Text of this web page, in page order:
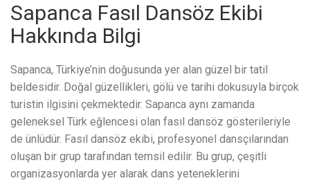
Sapanca Fasıl Dansöz Ekibi
Hakkında Bilgi
Sapanca, Türkiye’nin doğusunda yer alan güzel bir tatil
beldesidir. Doğal güzellikleri, gölü ve tarihi dokusuyla birçok
turistin ilgisini çekmektedir. Sapanca aynı zamanda
geleneksel Türk eğlencesi olan fasıl dansöz gösterileriyle
de ünlüdür. Fasıl dansöz ekibi, profesyonel dansçılarından
oluşan bir grup tarafından temsil edilir. Bu grup, çeşitli
organizasyonlarda yer alarak dans yeteneklerini